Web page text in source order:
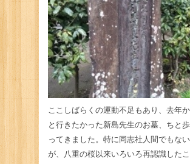
ここしばらくの運動不足もあり、去年
と行きたかった新島先生のお墓、ちと
ってきました。特に同志社人間でもな
が、八重の桜以来いろいろ再認識したこ